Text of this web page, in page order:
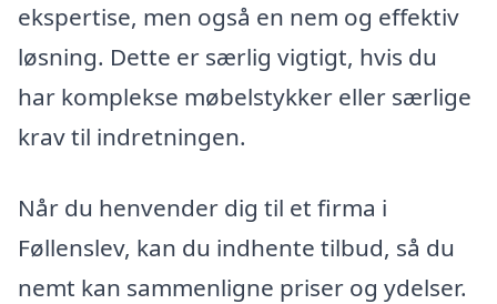
ekspertise, men også en nem og effektiv
løsning. Dette er særlig vigtigt, hvis du
har komplekse møbelstykker eller særlige
krav til indretningen.
Når du henvender dig til et firma i
Føllenslev, kan du indhente tilbud, så du
nemt kan sammenligne priser og ydelser.